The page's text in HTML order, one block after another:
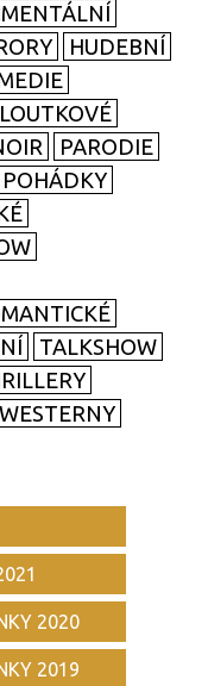
HUDEBNÍ
LOUTKOVÉ
PARODIE
POHÁDKY
TALKSHOW
WESTERNY
2020
2019